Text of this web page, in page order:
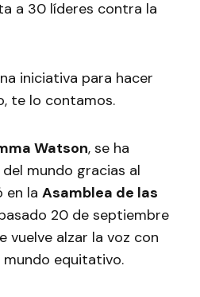
iniciativa para hacer
te lo contamos.
Watson, se ha
mundo gracias al
en la Asamblea de las
20 de septiembre
vuelve alzar la voz con
equitativo.